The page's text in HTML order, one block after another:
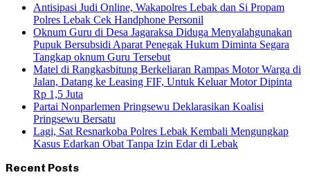
Antisipasi Judi Online, Wakapolres Lebak dan Si Propam
Polres Lebak Cek Handphone Personil
Oknum Guru di Desa Jagaraksa Diduga Menyalahgunakan
Pupuk Bersubsidi Aparat Penegak Hukum Diminta Segara
Tangkap oknum Guru Tersebut
Matel di Rangkasbitung Berkeliaran Rampas Motor Warga di
Jalan, Datang ke Leasing FIF, Untuk Keluar Motor Dipinta
Rp 1,5 Juta
Partai Nonparlemen Pringsewu Deklarasikan Koalisi
Pringsewu Bersatu
Lagi, Sat Resnarkoba Polres Lebak Kembali Mengungkap
Kasus Edarkan Obat Tanpa Izin Edar di Lebak
Recent Posts